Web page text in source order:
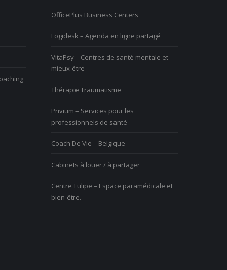
et vous êtes mal à
rendre utile?
changement et vous êtes mal à
OfficePlus Business Centers
Logidesk – Agenda en ligne partagé
VitaPsy – Centres de santé mentale et
mieux-être
Thérapie Traumatisme
Privium – Services pour les
professionnels de santé
Coach De Vie – Belgique
Cabinets à louer / à partager
Centre Tulipe – Espace paramédicale et
bien-être.